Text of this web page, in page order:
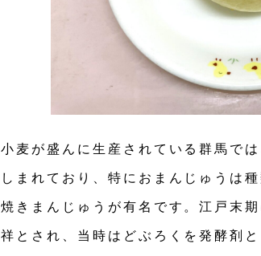
小麦が盛んに生産されている群馬で
しまれており、特におまんじゅうは
焼きまんじゅうが有名です。江戸末
祥とされ、当時はどぶろくを発酵剤